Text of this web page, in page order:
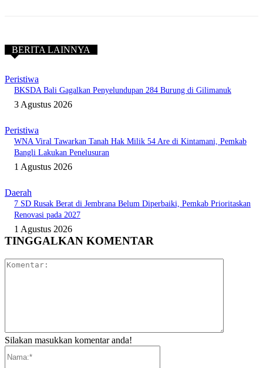
BERITA LAINNYA
Peristiwa
BKSDA Bali Gagalkan Penyelundupan 284 Burung di Gilimanuk
3 Agustus 2026
Peristiwa
WNA Viral Tawarkan Tanah Hak Milik 54 Are di Kintamani, Pemkab
Bangli Lakukan Penelusuran
1 Agustus 2026
Daerah
7 SD Rusak Berat di Jembrana Belum Diperbaiki, Pemkab Prioritaskan
Renovasi pada 2027
1 Agustus 2026
TINGGALKAN KOMENTAR
Silakan masukkan komentar anda!